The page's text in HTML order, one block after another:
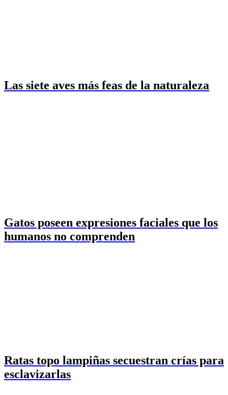
Las siete aves más feas de la naturaleza
Gatos poseen expresiones faciales que los
humanos no comprenden
Ratas topo lampiñas secuestran crías para
esclavizarlas